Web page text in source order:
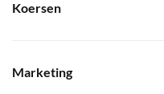
Koersen
Marketing